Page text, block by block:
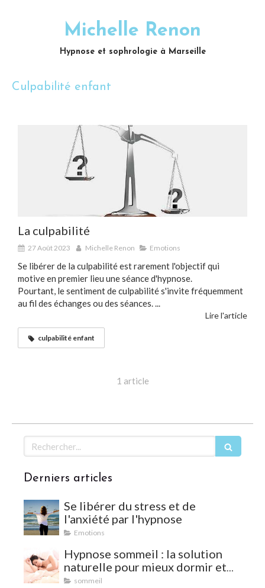
Michelle Renon
Hypnose et sophrologie à Marseille
Culpabilité enfant
La culpabilité
27 Août 2023 Michelle Renon Emotions
Se libérer de la culpabilité est rarement l'objectif qui
motive en premier lieu une séance d'hypnose.
Pourtant, le sentiment de culpabilité s'invite fréquemment
au fil des échanges ou des séances. ...
Lire l'article
culpabilité enfant
1 article
Rechercher
Derniers articles
Se libérer du stress et de
l'anxiété par l'hypnose
Emotions
Hypnose sommeil : la solution
naturelle pour mieux dormir et
vaincre les insomnies
sommeil